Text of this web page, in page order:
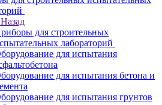
Назад
для строительных
лабораторий
для испытания
для испытания бетона и
для испытания грунтов